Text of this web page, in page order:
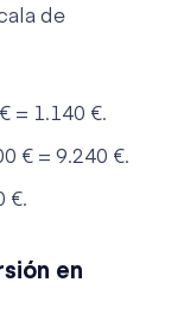
de
= 1.140 €.
€ = 9.240 €.
€.
en